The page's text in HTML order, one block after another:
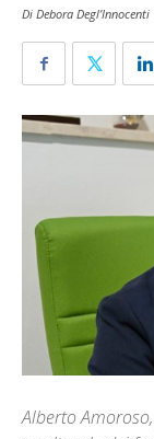
Di Debora Degl’Innocenti
Alberto